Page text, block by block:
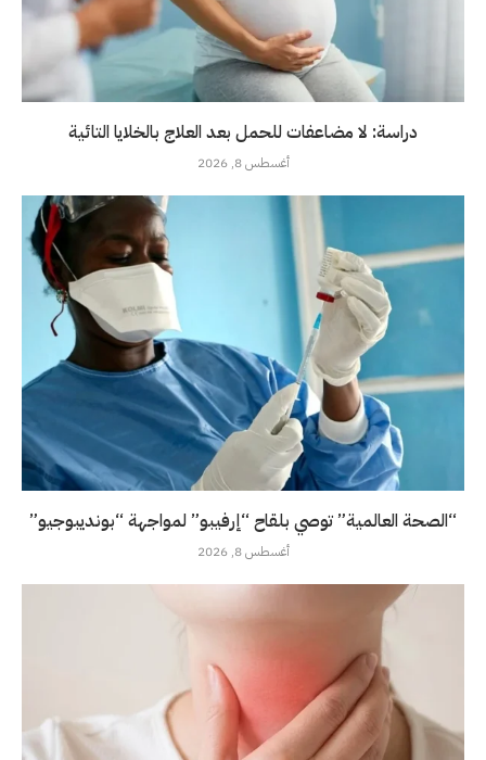
دراسة: لا مضاعفات للحمل بعد العلاج بالخلايا التائية
أغسطس 8, 2026
“الصحة العالمية” توصي بلقاح “إرفيبو” لمواجهة “بونديبوجيو”
أغسطس 8, 2026